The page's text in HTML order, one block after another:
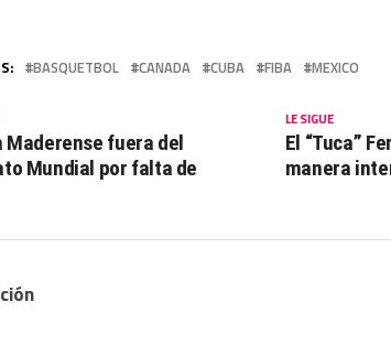
BASQUETBOL CANADA CUBA FIBA MEXICO
LE SIGUE
El “Tuca”
manera
Maderense fuera del
Mundial por falta de